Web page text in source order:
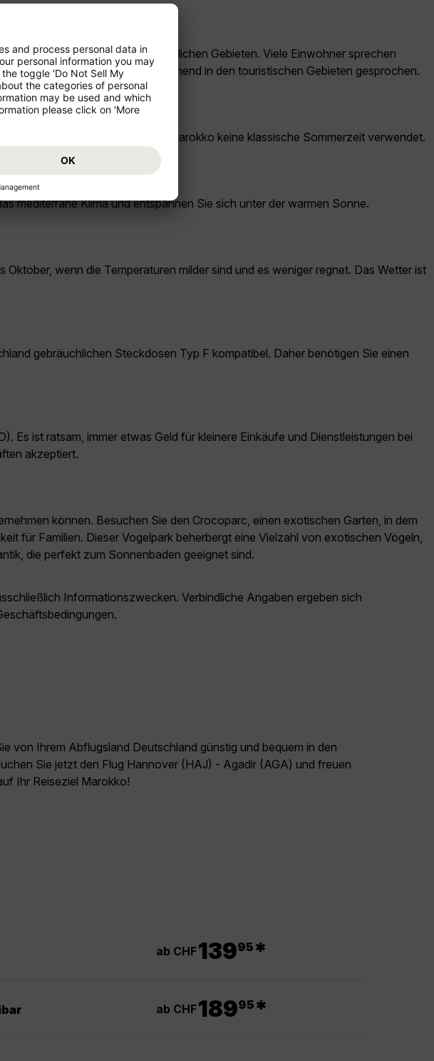
verbreitet, besonders in ländlichen Gebieten. Viele Einwohner sprechen
wird. Englisch wird zunehmend in den touristischen Gebieten gesprochen.
Bitte beachten Sie, dass Marokko keine klassische Sommerzeit verwendet.
mediterrane Klima und entspannen Sie sich unter der warmen Sonne.
wenn die Temperaturen milder sind und es weniger regnet. Das Wetter ist
gebräuchlichen Steckdosen Typ F kompatibel. Daher benötigen Sie einen
Es ist ratsam, immer etwas Geld für kleinere Einkäufe und Dienstleistungen bei
akzeptiert.
können. Besuchen Sie den Crocoparc, einen exotischen Garten, in dem
für Familien. Dieser Vogelpark beherbergt eine Vielzahl von exotischen Vögeln,
die perfekt zum Sonnenbaden geeignet sind.
Informationszwecken. Verbindliche Angaben ergeben sich
von Ihrem Abflugsland Deutschland günstig und bequem in den
Sie jetzt den Flug Hannover (HAJ) - Agadir (AGA) und freuen
Ihr Reiseziel Marokko!
ab CHF13995 *
ab CHF18995 *